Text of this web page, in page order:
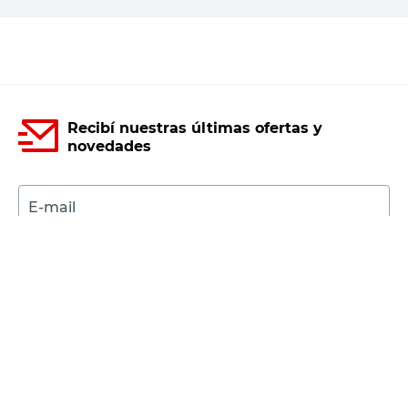
Recibí nuestras últimas ofertas y
novedades
E-mail